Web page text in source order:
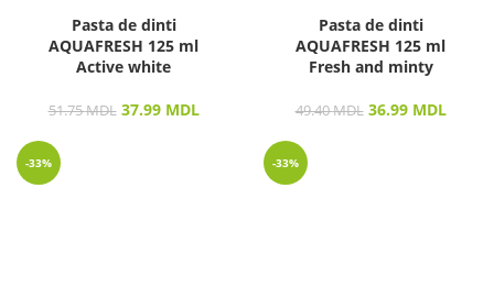
Pasta de dinti
AQUAFRESH 125 ml
Active white
51.75MDL 37.99 MDL
Pasta de dinti
AQUAFRESH 125 ml
Fresh and minty
49.40MDL 36.99 MDL
-33% -33%